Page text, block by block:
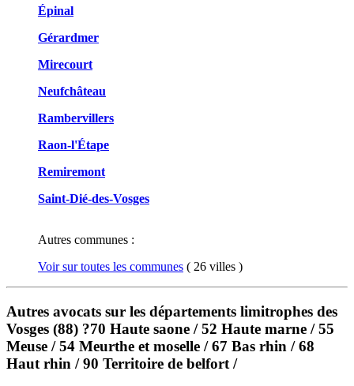
Épinal
Gérardmer
Mirecourt
Neufchâteau
Rambervillers
Raon-l'Étape
Remiremont
Saint-Dié-des-Vosges
Autres communes :
Voir sur toutes les communes ( 26 villes )
Autres avocats sur les départements limitrophes des
Vosges (88) ?70 Haute saone / 52 Haute marne / 55
Meuse / 54 Meurthe et moselle / 67 Bas rhin / 68
Haut rhin / 90 Territoire de belfort /